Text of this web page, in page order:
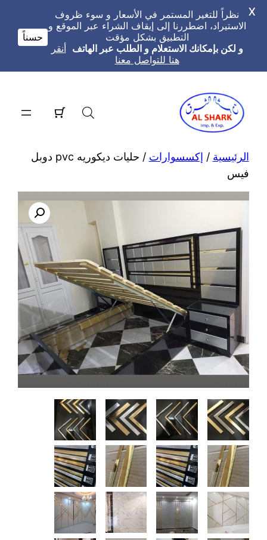
المحتوى
الرئيسية / إكسسوارات
/ حليات ديكوريه pvc دوبل
فيس
نظراً للتغير المستمر في الأسعار و سوء ظروف
الاستيراد، اضطررنا إلى إيقاف الشراء عبر الموقع و
التطبيق بشكل مؤقت
و لكن بإمكانك الاستعلام و الطلب عبر الهاتف أنقر
هنا للتواصل معنا
حسناً
X